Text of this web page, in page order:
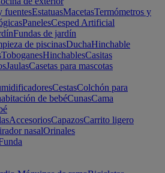
fuentesEstatuasMacetasTermómetros y
PanelesCesped Artificial
Fundas de jardín
de piscinasDuchaHinchable
ToboganesHinchablesCasitas
JaulasCasetas para mascotas
CestasColchón para
de bebéCunasCama
AccesoriosCapazosCarrito ligero
nasalOrinales